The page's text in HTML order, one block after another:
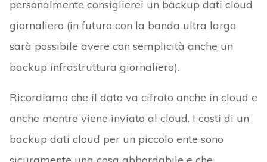
personalmente consiglierei un backup dati cloud
giornaliero (in futuro con la banda ultra larga
sarà possibile avere con semplicità anche un
backup infrastruttura giornaliero).
Ricordiamo che il dato va cifrato anche in cloud e
anche mentre viene inviato al cloud. I costi di un
backup dati cloud per un piccolo ente sono